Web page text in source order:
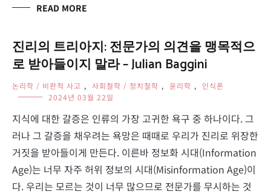
READ MORE
진리의 트리아지: 전문가의 의견을 맹목적으
로 받아들이지 말라 – Julian Baggini
논리학 / 비판적 사고 , 사회철학 / 정치철학 , 윤리학 ,
인식론
2024년 03월 22일
지식에 대한 갈증은 인류의 가장 고귀한 욕구 중 하나이다. 그
러나 그 갈증을 채우려는 욕망은 때때로 우리가 진리로 위장한
거짓을 받아들이게 만든다. 이른바 정보화 시대(Information
Age)는 너무 자주 허위 정보의 시대(Misinformation Age)이
다. 우리는 모르는 것이 너무 많으므로 전문가를 무시하는 것